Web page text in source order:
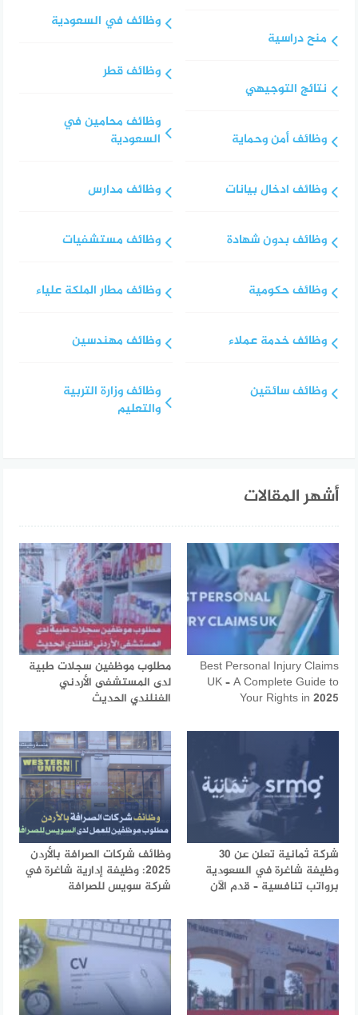
منح دراسية
نتائج التوجيهي
وظائف أمن وحماية
وظائف ادخال بيانات
وظائف بدون شهادة
وظائف حكومية
وظائف خدمة عملاء
وظائف سائقين
وظائف في السعودية
وظائف قطر
وظائف محامين في
السعودية
وظائف مدارس
وظائف مستشفيات
وظائف مطار الملكة علياء
وظائف مهندسين
وظائف وزارة التربية
والتعليم
أشهر المقالات
Best Personal Injury Claims
UK – A Complete Guide to
Your Rights in 2025
مطلوب موظفين سجلات طبية
لدى المستشفى الأردني
الفنلندي الحديث
شركة ثمانية تعلن عن 30
وظيفة شاغرة في السعودية
برواتب تنافسية – قدم الآن
وظائف شركات الصرافة بالأردن
2025: وظيفة إدارية شاغرة في
شركة سويس للصرافة